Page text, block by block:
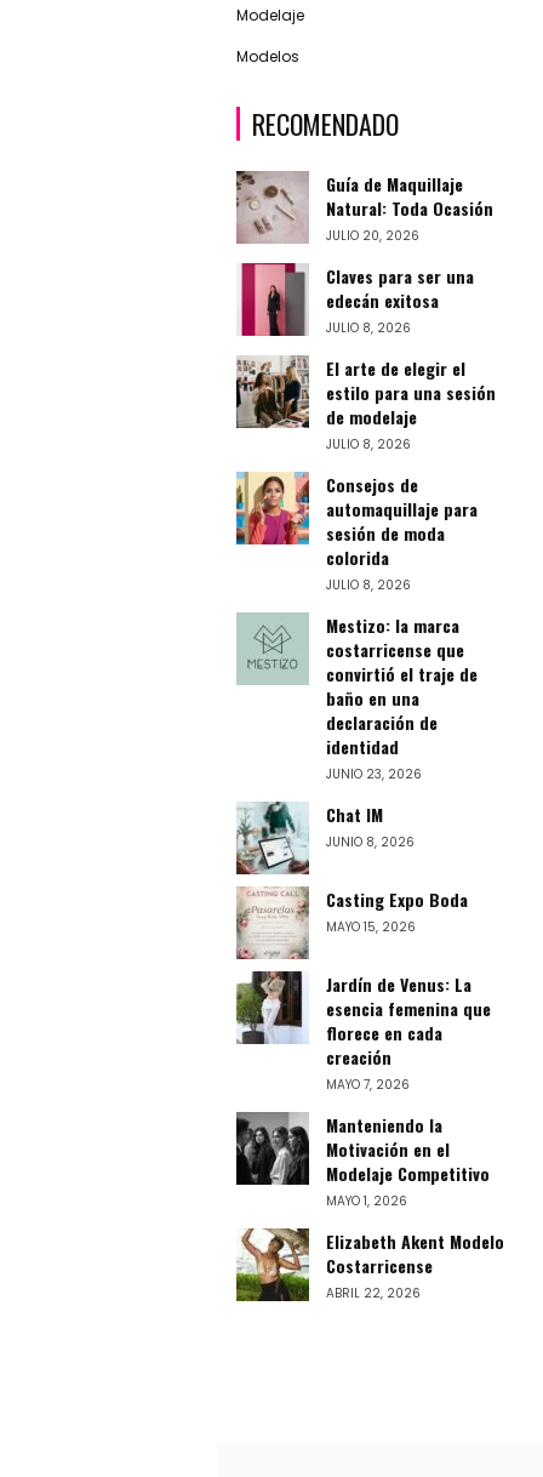
Modelaje
Modelos
RECOMENDADO
Guía de Maquillaje
Natural: Toda Ocasión
JULIO 20, 2026
Claves para ser una
edecán exitosa
JULIO 8, 2026
El arte de elegir el
estilo para una sesión
de modelaje
JULIO 8, 2026
Consejos de
automaquillaje para
sesión de moda
colorida
JULIO 8, 2026
Mestizo: la marca
costarricense que
convirtió el traje de
baño en una
declaración de
identidad
JUNIO 23, 2026
Chat IM
JUNIO 8, 2026
Casting Expo Boda
MAYO 15, 2026
Jardín de Venus: La
esencia femenina que
florece en cada
creación
MAYO 7, 2026
Manteniendo la
Motivación en el
Modelaje Competitivo
MAYO 1, 2026
Elizabeth Akent Modelo
Costarricense
ABRIL 22, 2026